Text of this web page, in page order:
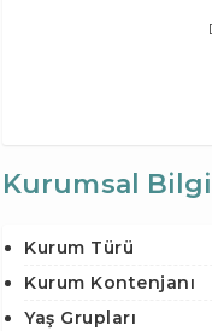
Kurumsal
Kurum Türü
Kurum Kontenjanı
Yaş Grupları